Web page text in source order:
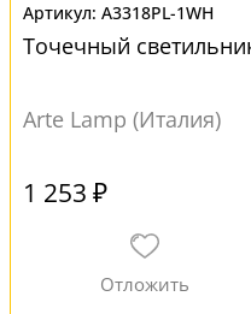
A3318PL-1WH
Точечный
Arte Lamp (Италия)
1 253 ₽